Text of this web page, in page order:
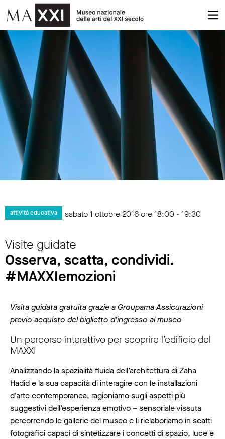
attività educativa sabato 1 ottobre 2016 ore 18:00 - 19:30
Visite guidate
Osserva, scatta, condividi.
#MAXXIemozioni
Visita guidata gratuita grazie a Groupama Assicurazioni
previo acquisto del biglietto d’ingresso al museo
Un percorso interattivo per scoprire l’edificio del
MAXXI
Analizzando la spazialità fluida dell’architettura di Zaha
Hadid e la sua capacità di interagire con le installazioni
d’arte contemporanea, ragioniamo sugli aspetti più
suggestivi dell’esperienza emotivo – sensoriale vissuta
percorrendo le gallerie del museo e li rielaboriamo in scatti
fotografici capaci di sintetizzare i concetti di spazio, luce e